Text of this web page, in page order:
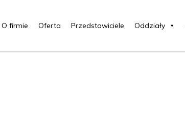
O firmie Oferta Przedstawiciele Oddziały